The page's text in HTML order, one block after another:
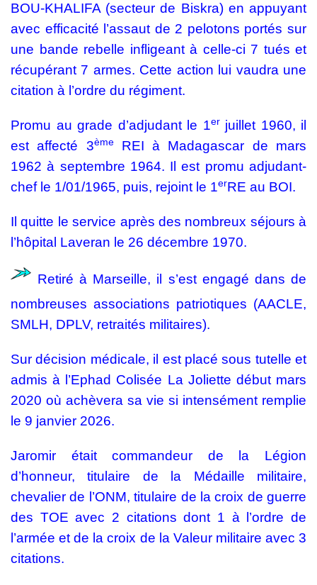
BOU-KHALIFA (secteur de Biskra) en appuyant
avec efficacité l’assaut de 2 pelotons portés sur
une bande rebelle infligeant à celle-ci 7 tués et
récupérant 7 armes. Cette action lui vaudra une
citation à l’ordre du régiment.
Promu au grade d’adjudant le 1erjuillet 1960, il
est affecté 3èmeREI à Madagascar de mars
1962 à septembre 1964. Il est promu adjudant-
chef le 1/01/1965, puis, rejoint le 1erRE au BOI.
Il quitte le service après des nombreux séjours à
l’hôpital Laveran le 26 décembre 1970.
Retiré à Marseille, il s’est engagé dans de
nombreuses associations patriotiques (AACLE,
SMLH, DPLV, retraités militaires).
Sur décision médicale, il est placé sous tutelle et
admis à l’Ephad Colisée La Joliette début mars
2020 où achèvera sa vie si intensément remplie
le 9 janvier 2026.
Jaromir était commandeur de la Légion
d’honneur, titulaire de la Médaille militaire,
chevalier de l’ONM, titulaire de la croix de guerre
des TOE avec 2 citations dont 1 à l’ordre de
l’armée et de la croix de la Valeur militaire avec 3
citations.